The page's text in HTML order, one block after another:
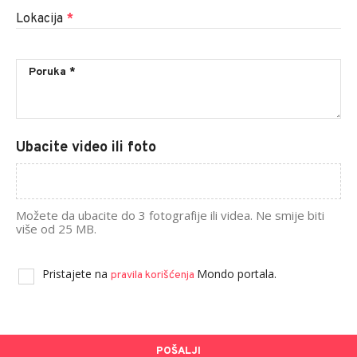
Lokacija *
Ubacite video ili foto
Možete da ubacite do 3 fotografije ili videa. Ne smije biti
više od 25 MB.
Pristajete na pravila korišćenja Mondo portala.
POŠALJI